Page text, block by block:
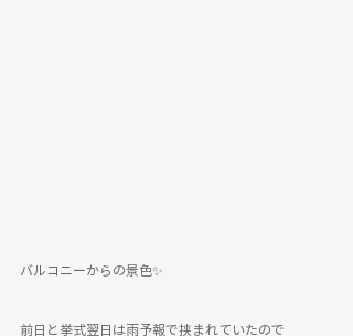
バルコニーからの景色✨
前日と挙式翌日は雨予報で挟まれていたので